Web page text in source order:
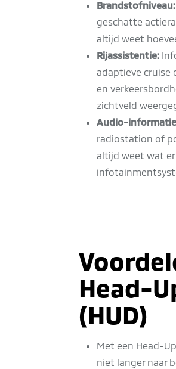
Brandstofniveau:
geschatte
altijd weet
Rijassistentie:
adaptieve cruise
en
zichtveld
Audio-
radiostation of
altijd weet wat
Head-
(HUD)
Met een Head-
niet langer naar